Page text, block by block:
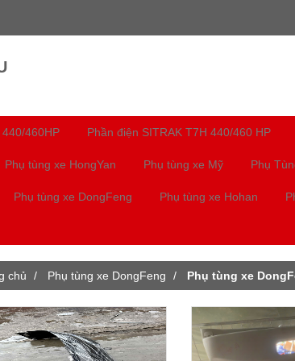
460HP Phần điện SITRAK T7H 440/460 HP
Phụ tùng xe HongYan Phụ tùng xe Mỹ Phụ
Phụ tùng xe DongFeng Phụ tùng xe Hohan
chủ Phụ tùng xe DongFeng Phụ tùng xe